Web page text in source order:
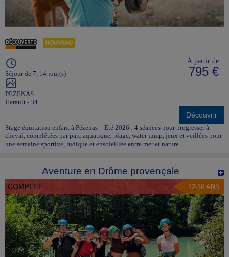
Séjour de 7, 14 jour(s)
PEZENAS
Herault - 34
À partir de
795 €
Découvrir
Stage équitation enfant à Pézenas – Été 2026 : 4 séances pour progresser à
cheval, complétées par parc aquatique, plage, water jump, jeux et veillées pour
une semaine sportive, ludique et ensoleillée entre mer et nature.
Aventure en Drôme provençale
COMPLET 12-16 ANS